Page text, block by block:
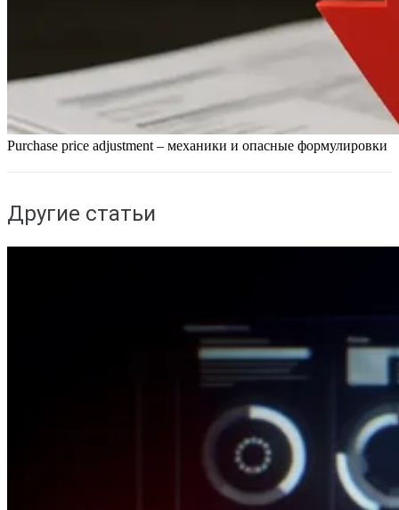
Purchase price adjustment – механики и опасные формулировки
Другие статьи